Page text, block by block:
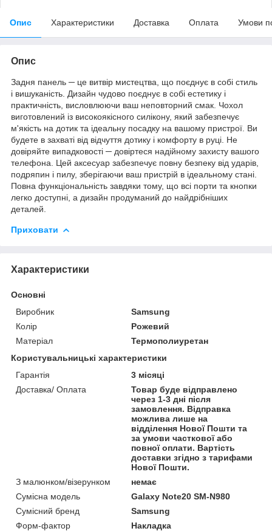
Опис Характеристики Доставка Оплата Умови
Опис
Задня панель ─ це витвір мистецтва, що поєднує в собі стиль
і вишуканість. Дизайн чудово поєднує в собі естетику і
практичність, висловлюючи ваш неповторний смак. Чохол
виготовлений із високоякісного силікону, який забезпечує
м'якість на дотик та ідеальну посадку на вашому пристрої. Ви
будете в захваті від відчуття дотику і комфорту в руці. Не
довіряйте випадковості ─ довіртеся надійному захисту вашого
телефона. Цей аксесуар забезпечує повну безпеку від ударів,
подряпин і пилу, зберігаючи ваш пристрій в ідеальному стані.
Повна функціональність завдяки тому, що всі порти та кнопки
легко доступні, а дизайн продуманий до найдрібніших
деталей.
Приховати
Характеристики
Основні
Виробник
Samsung
Колір
Рожевий
Матеріал
Термополиуретан
Користувальницькі характеристики
Гарантія
3 місяці
Доставка/ Оплата
Товар буде відправлено
через 1-3 дні після
замовлення. Відправка
можлива лише на
відділення Нової Пошти та
за умови часткової або
повної оплати. Вартість
доставки згідно з тарифами
Нової Пошти.
З малюнком/візерунком
немає
Сумісна модель
Galaxy Note20 SM-N980
Сумісний бренд
Samsung
Форм-фактор
Накладка